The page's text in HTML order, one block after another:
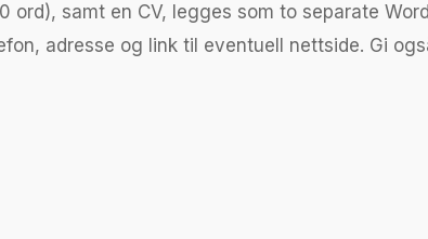
samt en CV, legges som to separate
adresse og link til eventuell nettside. Gi